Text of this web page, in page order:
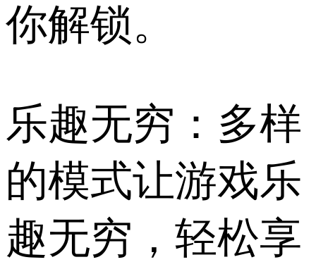
你解锁。
乐趣无穷：多样
的模式让游戏乐
趣无穷，轻松享